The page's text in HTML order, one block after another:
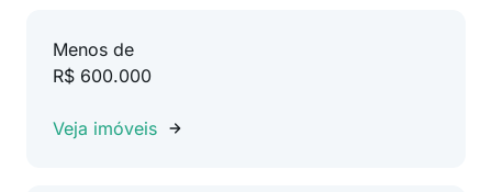
Menos de
R$ 600.000
Veja imóveis